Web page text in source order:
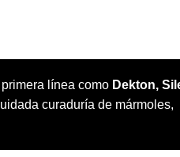
línea como Dekton,
curaduría de mármoles,